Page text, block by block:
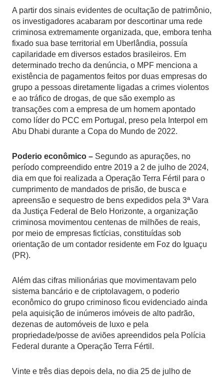
A partir dos sinais evidentes de ocultação de patrimônio,
os investigadores acabaram por descortinar uma rede
criminosa extremamente organizada, que, embora tenha
fixado sua base territorial em Uberlândia, possuía
capilaridade em diversos estados brasileiros. Em
determinado trecho da denúncia, o MPF menciona a
existência de pagamentos feitos por duas empresas do
grupo a pessoas diretamente ligadas a crimes violentos
e ao tráfico de drogas, de que são exemplo as
transações com a empresa de um homem apontado
como líder do PCC em Portugal, preso pela Interpol em
Abu Dhabi durante a Copa do Mundo de 2022.
Poderio econômico –Segundo as apurações, no
período compreendido entre 2019 a 2 de julho de 2024,
dia em que foi realizada a Operação Terra Fértil para o
cumprimento de mandados de prisão, de busca e
apreensão e sequestro de bens expedidos pela 3ª Vara
da Justiça Federal de Belo Horizonte, a organização
criminosa movimentou centenas de milhões de reais,
por meio de empresas fictícias, constituídas sob
orientação de um contador residente em Foz do Iguaçu
(PR).
Além das cifras milionárias que movimentavam pelo
sistema bancário e de criptolavagem, o poderio
econômico do grupo criminoso ficou evidenciado ainda
pela aquisição de inúmeros imóveis de alto padrão,
dezenas de automóveis de luxo e pela
propriedade/posse de aviões apreendidos pela Polícia
Federal durante a Operação Terra Fértil.
Vinte e três dias depois dela, no dia 25 de julho de